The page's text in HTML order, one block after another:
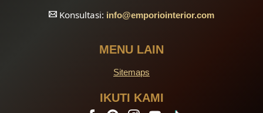
Konsultasi: info@emporiointerior.com
MENU LAIN
Sitemaps
IKUTI KAMI